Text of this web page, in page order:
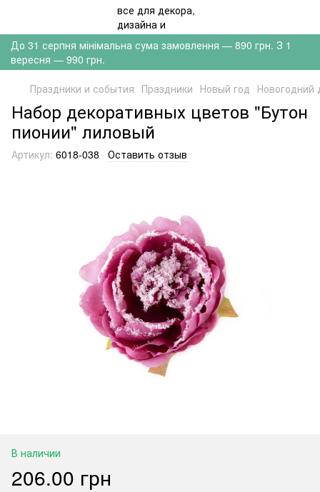
До 31 серпня мінімальна сума замовлення — 890 грн. З 1
вересня — 990 грн.
Праздники и события Праздники Новый год Новогодний
Набор декоративных цветов "Бутон
пионии" лиловый
Артикул: 6018-038 Оставить отзыв
В наличии
206.00 грн